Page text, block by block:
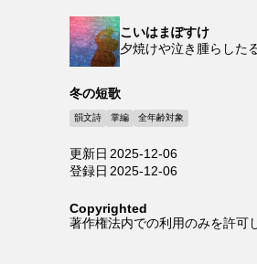
こいはまぽすけ
夕焼けや泣き腫らし
冬の短歌
韻文詩 掌編 全年齢対象
更新日 2025-12-06
登録日 2025-12-06
Copyrighted
著作権法内での利用のみを許可